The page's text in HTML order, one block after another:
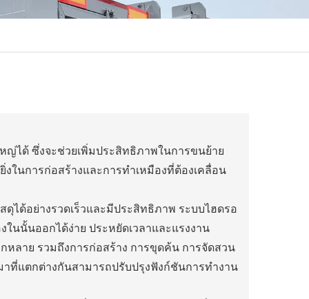
ได้ ซึ่งจะช่วยเพิ่มประสิทธิภาพในการขนย้าย
ในการก่อสร้างและการทำเหมืองที่ต้องเคลื่อน
ได้อย่างรวดเร็วและมีประสิทธิภาพ ระบบไฮดรอ
นนั้นออกได้ง่าย ประหยัดเวลาและแรงงาน
ลาย รวมถึงการก่อสร้าง การขุดค้น การจัดสวน
ที่แตกต่างกันสามารถปรับปรุงฟังก์ชันการทำงาน